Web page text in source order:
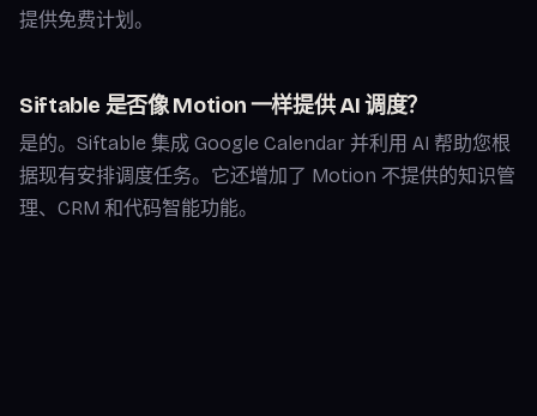
提供免费计划。
Siftable 是否像 Motion 一样提供 AI 调度？
是的。Siftable 集成 Google Calendar 并利用 AI 帮助您根
据现有安排调度任务。它还增加了 Motion 不提供的知识管
理、CRM 和代码智能功能。